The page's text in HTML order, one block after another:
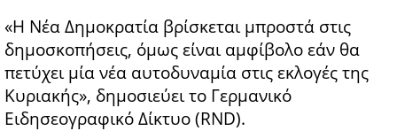
«Η Νέα Δημοκρατία βρίσκεται μπροστά στις
δημοσκοπήσεις, όμως είναι αμφίβολο εάν θα
πετύχει μία νέα αυτοδυναμία στις εκλογές της
Κυριακής», δημοσιεύει το Γερμανικό
Ειδησεογραφικό Δίκτυο (RND).